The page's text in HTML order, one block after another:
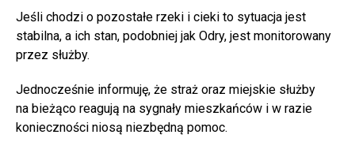
Jeśli chodzi o pozostałe rzeki i cieki to sytuacja jest
stabilna, a ich stan, podobniej jak Odry, jest monitorowany
przez służby.
Jednocześnie informuję, że straż oraz miejskie służby
na bieżąco reagują na sygnały mieszkańców i w razie
konieczności niosą niezbędną pomoc.